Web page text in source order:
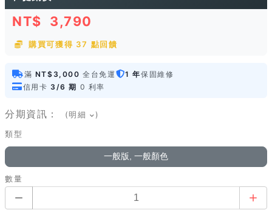
NT$ 3,790
購買可獲得 37 點回饋
滿 NT$3,000 全台免運 1 年保固維修
信用卡 3/6 期 0 利率
分期資訊： (明細 )
類型
一般版, 一般顏色
數量